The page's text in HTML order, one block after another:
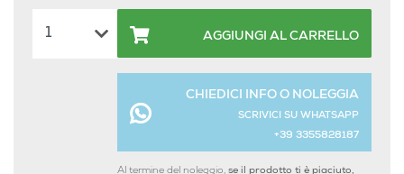
AGGIUNGI AL CARRELLO
CHIEDICI INFO O NOLEGGIA
SCRIVICI SU WHATSAPP
+39 3355828187
Al termine del noleggio, se il prodotto ti è piaciuto,